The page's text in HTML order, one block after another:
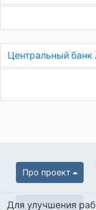
Центральный
Про проект
Партнерам
Для улучшения